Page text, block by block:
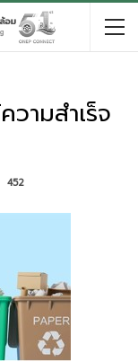
ามสำเร็จ
452